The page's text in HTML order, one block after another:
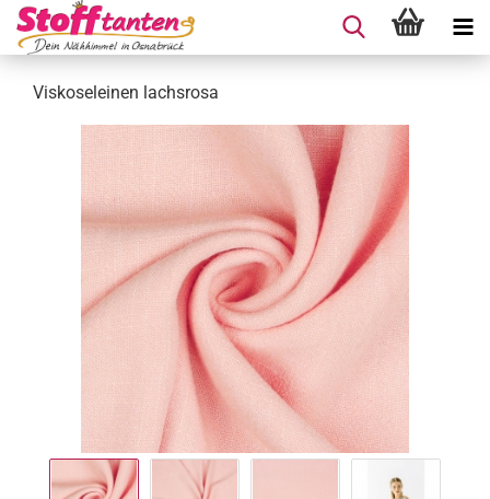
Viskoseleinen lachsrosa